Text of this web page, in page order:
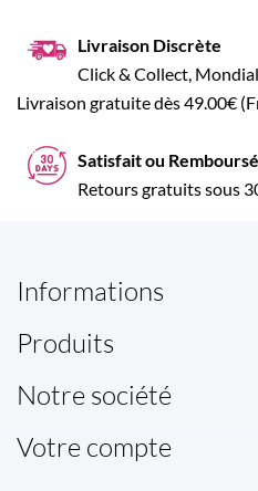
Livraison Discrète
Click & Collect,
Livraison gratuite dès 49.00€
Satisfait ou Remboursé
Retours gratuits sous
Informations
Produits
Notre société
Votre compte